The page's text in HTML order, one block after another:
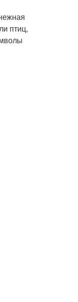
птиц,